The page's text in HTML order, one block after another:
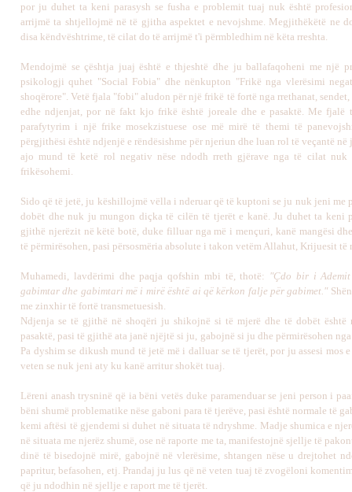
por ju duhet ta keni parasysh se fusha e problemit tuaj nuk është
arrijmë ta shtjellojmë në të gjitha aspektet e nevojshme. Megjithëkëtë ne
disa këndvështrime, të cilat do të arrijmë t'i përmbledhim në këta rreshta.
Mendojmë se çështja juaj është e thjeshtë dhe ju ballafaqoheni me një
psikologji quhet "Social Fobia" dhe nënkupton "Frikë nga vlerësimi
shoqërore". Vetë fjala "fobi" aludon për një frikë të fortë nga rrethanat,
edhe ndjenjat, por në fakt kjo frikë është joreale dhe e pasaktë. Me fjalë
parafytyrim i një frike mosekzistuese ose më mirë të themi të
përgjithësi është ndjenjë e rëndësishme për njeriun dhe luan rol të veçantë në
ajo mund të ketë rol negativ nëse ndodh rreth gjërave nga të cilat nuk
frikësohemi.
Sido që të jetë, ju këshillojmë vëlla i nderuar që të kuptoni se ju nuk jeni me
dobët dhe nuk ju mungon diçka të cilën të tjerët e kanë. Ju duhet ta keni
gjithë njerëzit në këtë botë, duke filluar nga më i mençuri, kanë mangësi
të përmirësohen, pasi përsosmëria absolute i takon vetëm Allahut, Krijuesit të
Muhamedi, lavdërimi dhe paqja qofshin mbi të, thotë:
"Çdo bir i
gabimtar dhe gabimtari më i mirë është ai që kërkon falje për gabimet."
me zinxhir të fortë transmetuesish.
Ndjenja se të gjithë në shoqëri ju shikojnë si të mjerë dhe të dobët është
pasaktë, pasi të gjithë ata janë njëjtë si ju, gabojnë si ju dhe përmirësohen
Pa dyshim se dikush mund të jetë më i dalluar se të tjerët, por ju assesi mos
veten se nuk jeni aty ku kanë arritur shokët tuaj.
Lëreni anash trysninë që ia bëni vetës duke paramenduar se jeni person i
bëni shumë problematike nëse gaboni para të tjerëve, pasi është normale të
kemi aftësi të gjendemi si duhet në situata të ndryshme. Madje shumica e
në situata me njerëz shumë, ose në raporte me ta, manifestojnë sjellje të
dinë të bisedojnë mirë, gabojnë në vlerësime, shtangen nëse u drejtohet
papritur, befasohen, etj. Prandaj ju lus që në veten tuaj të zvogëloni
që ju ndodhin në sjellje e raport me të tjerët.